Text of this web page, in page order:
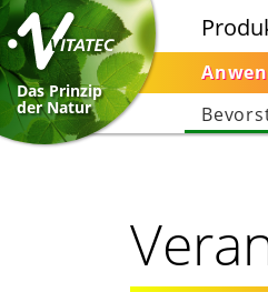
Das Prinzip
der Natur